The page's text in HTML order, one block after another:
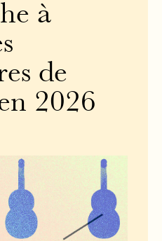
à
de
2026